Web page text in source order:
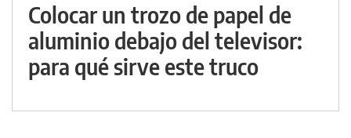
Colocar un trozo de papel de
aluminio debajo del televisor:
para qué sirve este truco